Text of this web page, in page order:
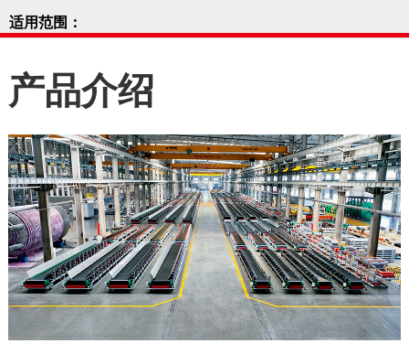
适用范围：
产品介绍